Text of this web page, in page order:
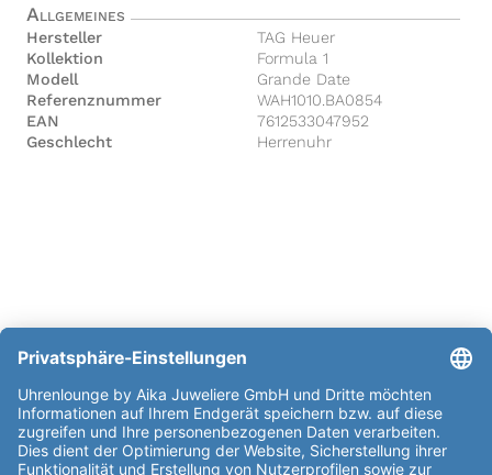
Allgemeines
Hersteller
TAG Heuer
Kollektion
Formula 1
Modell
Grande Date
Referenznummer
WAH1010.BA0854
EAN
7612533047952
Geschlecht
Herrenuhr